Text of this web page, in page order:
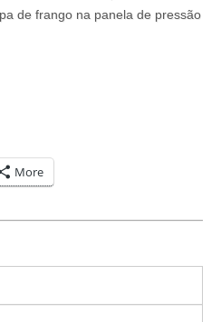
de frango na panela de pressão
More